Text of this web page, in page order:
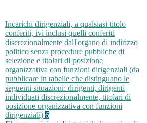
Incarichi dirigenziali, a qualsiasi titolo
conferiti, ivi inclusi quelli conferiti
discrezionalmente dall'organo di indirizzo
politico senza procedure pubbliche di
selezione e titolari di posizione
organizzativa con funzioni dirigenziali (da
pubblicare in tabelle che distinguano le
seguenti situazioni: dirigenti, dirigenti
individuati discrezionalmente, titolari di
posizione organizzativa con funzioni
dirigenziali) 6